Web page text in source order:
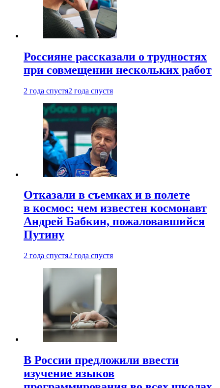
Россияне рассказали о трудностях
при совмещении нескольких работ
2 года спустя2 года спустя
Отказали в съемках и в полете
в космос: чем известен космонавт
Андрей Бабкин, пожаловавшийся
Путину
2 года спустя2 года спустя
В России предложили ввести
изучение языков